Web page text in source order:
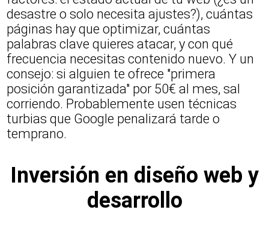
desastre o solo necesita ajustes?), cuántas
páginas hay que optimizar, cuántas
palabras clave quieres atacar, y con qué
frecuencia necesitas contenido nuevo. Y un
consejo: si alguien te ofrece "primera
posición garantizada" por 50€ al mes, sal
corriendo. Probablemente usen técnicas
turbias que Google penalizará tarde o
temprano.
Inversión en diseño web y
desarrollo